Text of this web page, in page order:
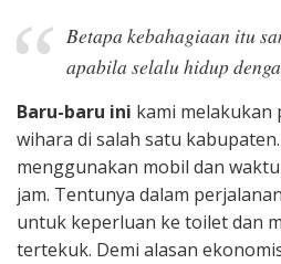
Betapa kebahagiaan itu
apabila selalu hidup
Baru-baru ini kami melakukan
wihara di salah satu
menggunakan mobil dan
jam. Tentunya dalam
untuk keperluan ke toilet dan
tertekuk. Demi alasan